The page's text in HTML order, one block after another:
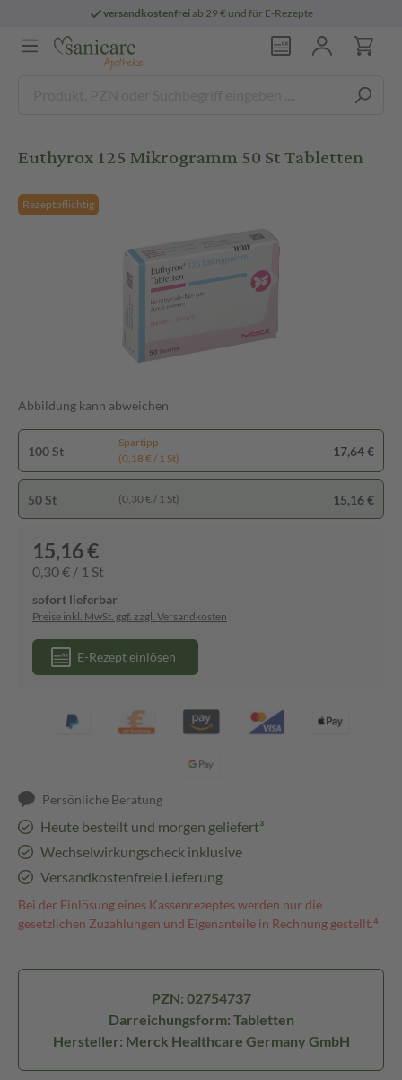
versandkostenfreiab 29 € und für E-Rezepte
Euthyrox 125 Mikrogramm 50 St Tabletten
Rezeptpflichtig
Abbildung kann abweichen
100 St
Spartipp
(0,18 € / 1 St)
17,64 €
50 St (0,30 € / 1 St) 15,16 €
15,16 €
0,30 € / 1 St
sofort lieferbar
Preise inkl. MwSt. ggf. zzgl. Versandkosten
E-Rezept einlösen
Persönliche Beratung
Heute bestellt und morgen geliefert³
Wechselwirkungscheck inklusive
Versandkostenfreie Lieferung
Bei der Einlösung eines Kassenrezeptes werden nur die
gesetzlichen Zuzahlungen und Eigenanteile in Rechnung gestellt.⁴
PZN: 02754737
Darreichungsform: Tabletten
Hersteller: Merck Healthcare Germany GmbH